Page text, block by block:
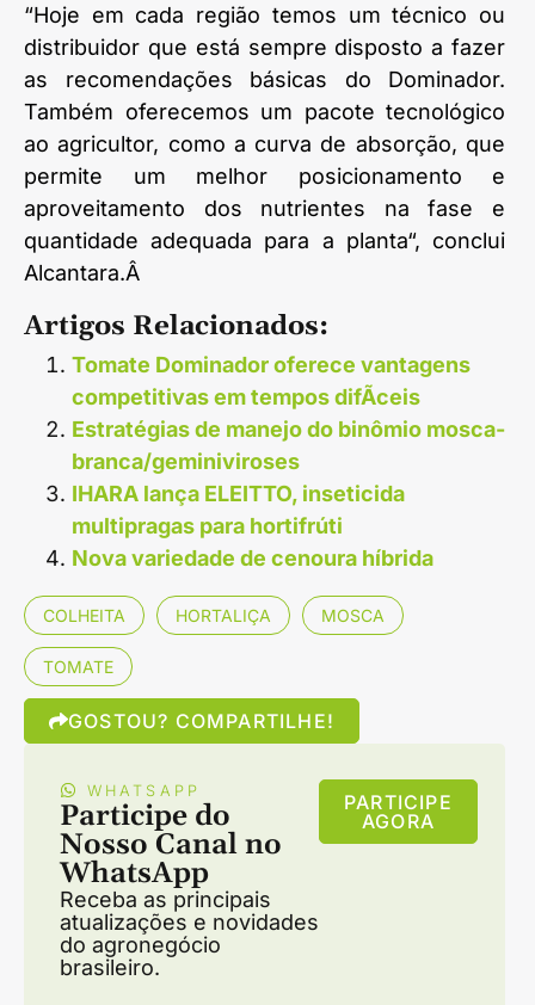
“Hoje em cada região temos um técnico ou
distribuidor que está sempre disposto a fazer
as recomendações básicas do Dominador.
Também oferecemos um pacote tecnológico
ao agricultor, como a curva de absorção, que
permite um melhor posicionamento e
aproveitamento dos nutrientes na fase e
quantidade adequada para a planta“, conclui
Alcantara.Â
Artigos Relacionados:
Tomate Dominador oferece vantagens
competitivas em tempos difÃ­ceis
Estratégias de manejo do binômio mosca-
branca/geminiviroses
IHARA lança ELEITTO, inseticida
multipragas para hortifrúti
Nova variedade de cenoura híbrida
COLHEITA HORTALIÇA MOSCA
TOMATE
GOSTOU? COMPARTILHE!
WHATSAPP
Participe do
Nosso Canal no
WhatsApp
Receba as principais
atualizações e novidades
do agronegócio
brasileiro.
PARTICIPE
AGORA